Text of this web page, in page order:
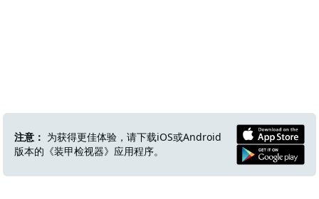
注意： 为获得更佳体验，请下载iOS或Android
版本的《装甲检视器》应用程序。